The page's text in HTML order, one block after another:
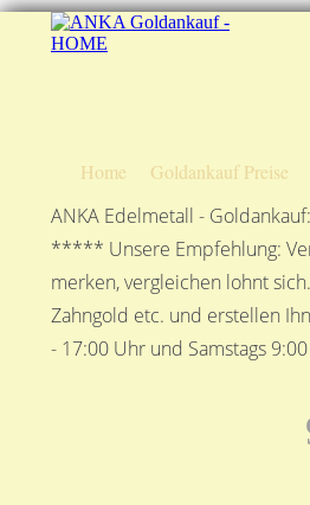
Home Goldankauf Preise
ANKA Edelmetall -
***** Unsere Empfehlung:
merken, vergleichen lohnt
Zahngold etc. und erstellen
- 17:00 Uhr und Samstags